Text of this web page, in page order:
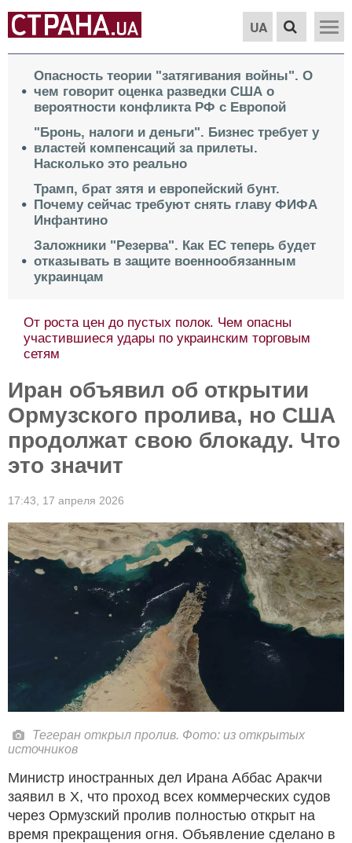
UA
Опасность теории "затягивания войны". О
чем говорит оценка разведки США о
вероятности конфликта РФ с Европой
"Бронь, налоги и деньги". Бизнес требует у
властей компенсаций за прилеты.
Насколько это реально
Трамп, брат зятя и европейский бунт.
Почему сейчас требуют снять главу ФИФА
Инфантино
Заложники "Резерва". Как ЕС теперь будет
отказывать в защите военнообязанным
украинцам
От роста цен до пустых полок. Чем опасны
участившиеся удары по украинским торговым
сетям
Иран объявил об открытии
Ормузского пролива, но США
продолжат свою блокаду. Что
это значит
17:43, 17 апреля 2026
Тегеран открыл пролив. Фото: из открытых
источников
Министр иностранных дел Ирана Аббас Аракчи
заявил в Х, что проход всех коммерческих судов
через Ормузский пролив полностью открыт на
время прекращения огня. Объявление сделано в